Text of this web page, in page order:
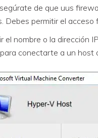
de que uus
Debes permitir el
el nombre o la dirección
conectarte a un host